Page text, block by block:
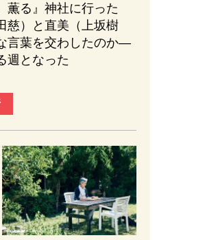
薫る』神社に行った
慈）と直美（上坂樹
言葉を交わしたのか—
週となった